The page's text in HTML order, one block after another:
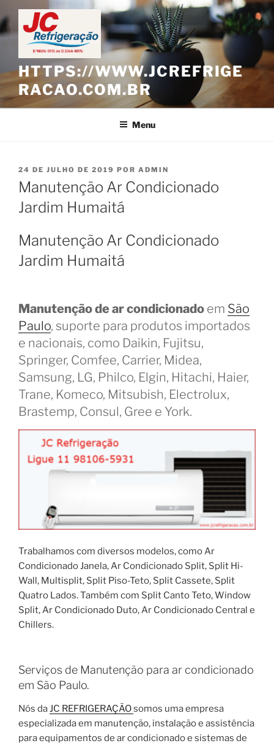
Pular
para
o
conteúdo
HTTPS://WWW.JCREFRIGE
RACAO.COM.BR
Menu
PUBLICADO
EM
24 DE JULHO DE 2019 POR ADMIN
Manutenção Ar Condicionado
Jardim Humaitá
Manutenção Ar Condicionado
Jardim Humaitá
Manutenção de ar condicionado em São
Paulo, suporte para produtos importados
e nacionais, como Daikin, Fujitsu,
Springer, Comfee, Carrier, Midea,
Samsung, LG, Philco, Elgin, Hitachi, Haier,
Trane, Komeco, Mitsubish, Electrolux,
Brastemp, Consul, Gree e York.
Trabalhamos com diversos modelos, como Ar
Condicionado Janela, Ar Condicionado Split, Split Hi-
Wall, Multisplit, Split Piso-Teto, Split Cassete, Split
Quatro Lados. Também com Split Canto Teto, Window
Split, Ar Condicionado Duto, Ar Condicionado Central e
Chillers.
Serviços de Manutenção para ar condicionado
em São Paulo.
Nós daJC REFRIGERAÇÃOsomos uma empresa
especializada em manutenção, instalação e assistência
para equipamentos de ar condicionado e sistemas de